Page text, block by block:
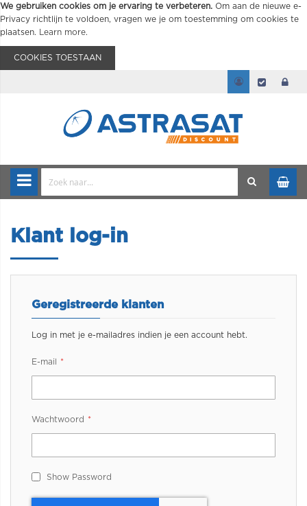
We gebruiken cookies om je ervaring te verbeteren. Om aan de nieuwe e-
Privacy richtlijn te voldoen, vragen we je om toestemming om cookies te
plaatsen.
Learn more.
COOKIES TOESTAAN
Klant log-in
Geregistreerde klanten
Log in met je e-mailadres indien je een account hebt.
E-mail
Wachtwoord
Show Password